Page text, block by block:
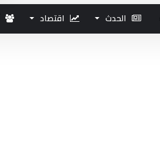
الحدث اقتصاد